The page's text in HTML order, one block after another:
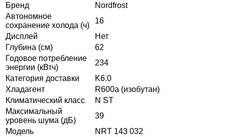
Бренд
Nordfrost
Автономное
сохранение холода (ч)
16
Дисплей
Нет
Глубина (см)
62
Годовое потребление
энергии (кВтч)
234
Категория доставки
K6.0
Хладагент
R600a (изобутан)
Климатический класс
N ST
Максимальный
уровень шума (дБ)
39
Модель
NRT 143 032